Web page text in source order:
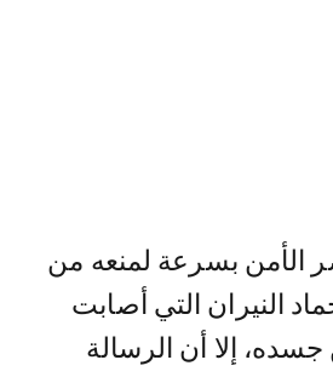
الأمن بسرعة لمنعه من
النيران التي أصابت
إلا أن الرسالة